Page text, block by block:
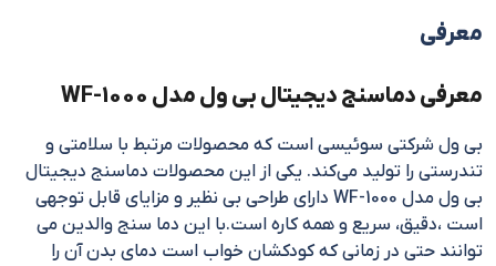
معرفی
معرفی دماسنج دیجیتال بی ول مدل WF-1000
بی ول شرکتی سوئیسی است که محصولات مرتبط با سلامتی و
تندرستی را تولید می‌کند. یکی از این محصولات دماسنج دیجیتال
بی ول مدل WF-1000 دارای طراحی بی نظیر و مزایای قابل توجهی
است ،دقیق، سریع و همه کاره است.با این دما سنج والدین می
توانند حتی در زمانی که کودکشان خواب است دمای بدن آن را